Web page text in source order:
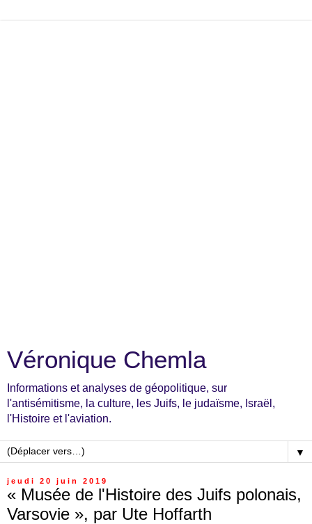
Véronique Chemla
Informations et analyses de géopolitique, sur
l'antisémitisme, la culture, les Juifs, le judaïsme, Israël,
l'Histoire et l'aviation.
▼
jeudi 20 juin 2019
« Musée de l'Histoire des Juifs polonais,
Varsovie », par Ute Hoffarth